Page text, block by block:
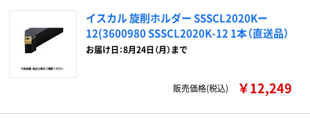
イスカル 旋削ホルダー SSSCL2020Kー
12(3600980 SSSCL2020K-12 1本（直送品）
お届け日：8月24日（月）まで
販売価格(税込) ￥12,249